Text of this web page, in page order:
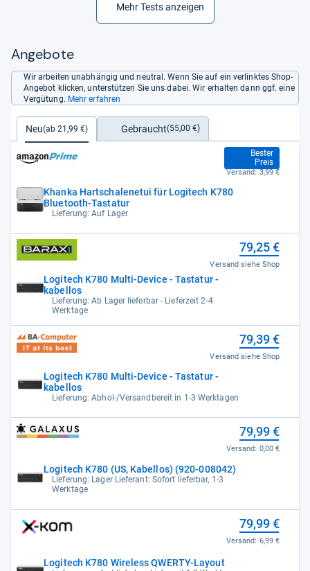
Mehr Tests anzeigen
Angebote
Wir arbeiten unabhängig und neutral. Wenn Sie auf ein verlinktes Shop-
Angebot klicken, unterstützen Sie uns dabei. Wir erhalten dann ggf. eine
Vergütung. Mehr erfahren
Neu(ab 21,99 €) Gebraucht(55,00 €)
Khanka Hartschalenetui für Logitech K780
Bluetooth-Tastatur
Lieferung: Auf Lager
Bester
Preis
21,99 €
Versand: 3,99 €
Logitech K780 Multi-Device - Tastatur -
kabellos
Lieferung: Ab Lager lieferbar - Lieferzeit 2-4
Werktage
79,25 €
Versand siehe Shop
Logitech K780 Multi-Device - Tastatur -
kabellos
Lieferung: Abhol-/Versandbereit in 1-3 Werktagen
79,39 €
Versand siehe Shop
Logitech K780 (US, Kabellos) (920-008042)
Lieferung: Lager Lieferant: Sofort lieferbar, 1-3
Werktage
79,99 €
Versand: 0,00 €
Logitech K780 Wireless QWERTY-Layout
79,99 €
Versand: 6,99 €